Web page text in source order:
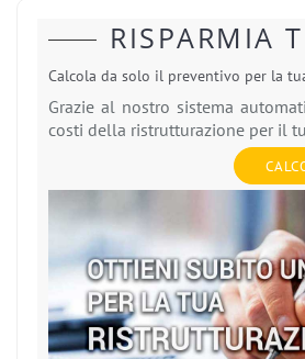
RISPARMIA
Calcola da solo il preventivo per la
Grazie al nostro sistema
costi della ristrutturazione per il